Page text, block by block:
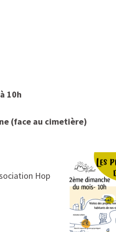
10h
(face au cimetière)
Hop